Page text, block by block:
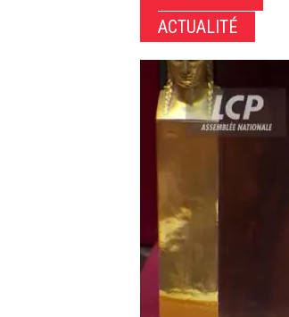
ACTUALITÉ
Image